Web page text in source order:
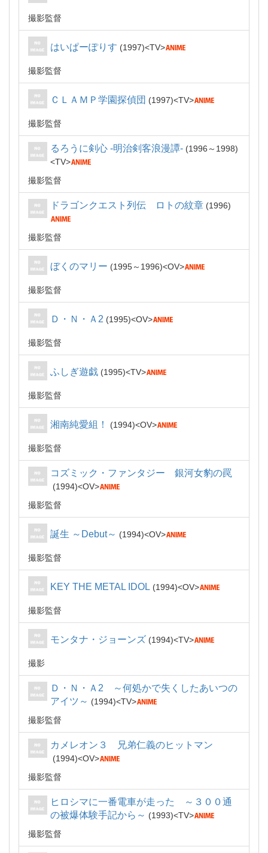
撮影監督
はいぱーぽりす 1997 TV
撮影監督
ＣＬＡＭＰ学園探偵団 1997 TV
撮影監督
るろうに剣心 -明治剣客浪漫譚-
1996～1998
TV
撮影監督
ドラゴンクエスト列伝 ロトの紋章 1996
撮影監督
ぼくのマリー 1995～1996 OV
撮影監督
Ｄ・Ｎ・Ａ2 1995 OV
撮影監督
ふしぎ遊戯 1995 TV
撮影監督
湘南純愛組！ 1994 OV
撮影監督
コズミック・ファンタジー 銀河女豹の罠
1994
OV
撮影監督
誕生 ～Debut～ 1994 OV
撮影監督
KEY THE METAL IDOL 1994 OV
撮影監督
モンタナ・ジョーンズ 1994 TV
撮影
Ｄ・Ｎ・Ａ2 ～何処かで失くしたあいつの
アイツ～
1994
TV
撮影監督
カメレオン３ 兄弟仁義のヒットマン
1994
OV
撮影監督
ヒロシマに一番電車が走った ～３００通
の被爆体験手記から～
1993
TV
撮影監督